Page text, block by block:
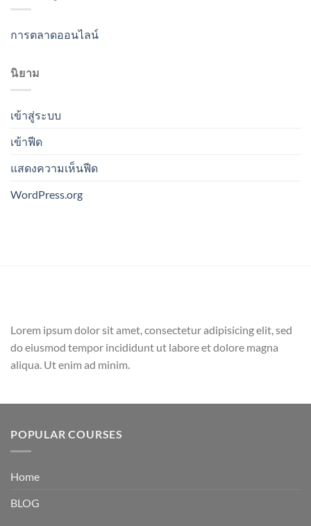
การตลาดออนไลน์
นิยาม
เข้าสู่ระบบ
เข้าฟีด
แสดงความเห็นฟีด
WordPress.org
Lorem ipsum dolor sit amet, consectetur adipisicing elit, sed
do eiusmod tempor incididunt ut labore et dolore magna
aliqua. Ut enim ad minim.
POPULAR COURSES
Home
BLOG